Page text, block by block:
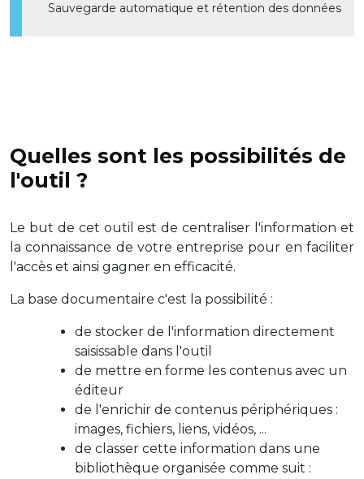
Sauvegarde automatique et rétention des données
Quelles sont les possibilités de
l'outil ?
Le but de cet outil est de centraliser l'information et
la connaissance de votre entreprise pour en faciliter
l'accès et ainsi gagner en efficacité.
La base documentaire c'est la possibilité :
de stocker de l'information directement
saisissable dans l'outil
de mettre en forme les contenus avec un
éditeur
de l'enrichir de contenus périphériques :
images, fichiers, liens, vidéos, ...
de classer cette information dans une
bibliothèque organisée comme suit :